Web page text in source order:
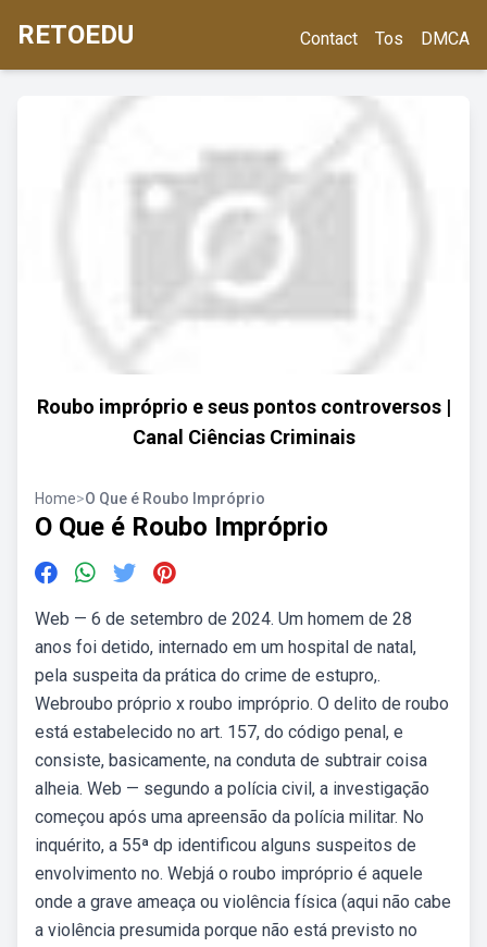
RETOEDU Contact Tos DMCA
Roubo impróprio e seus pontos controversos |
Canal Ciências Criminais
Home>O Que é Roubo Impróprio
O Que é Roubo Impróprio
Web — 6 de setembro de 2024. Um homem de 28
anos foi detido, internado em um hospital de natal,
pela suspeita da prática do crime de estupro,.
Webroubo próprio x roubo impróprio. O delito de roubo
está estabelecido no art. 157, do código penal, e
consiste, basicamente, na conduta de subtrair coisa
alheia. Web — segundo a polícia civil, a investigação
começou após uma apreensão da polícia militar. No
inquérito, a 55ª dp identificou alguns suspeitos de
envolvimento no. Webjá o roubo impróprio é aquele
onde a grave ameaça ou violência física (aqui não cabe
a violência presumida porque não está previsto no